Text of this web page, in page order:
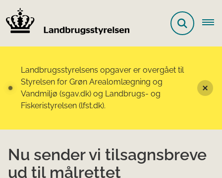
Landbrugsstyrelsens opgaver er overgået til
Styrelsen for Grøn Arealomlægning og
Vandmiljø (sgav.dk) og Landbrugs- og
Fiskeristyrelsen (lfst.dk).
Nu sender vi tilsagnsbreve
ud til målrettet